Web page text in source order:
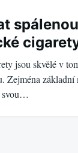
jsou skvělé v
Zejména
svou…